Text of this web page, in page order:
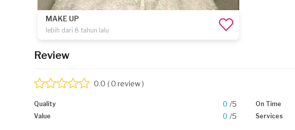
MAKE UP
lebih dari 8 tahun lalu
Review
0.0 ( 0 review )
Quality 0 /5 On Time
Value 0 /5 Services